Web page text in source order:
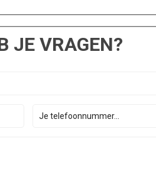
JE VRAGEN?